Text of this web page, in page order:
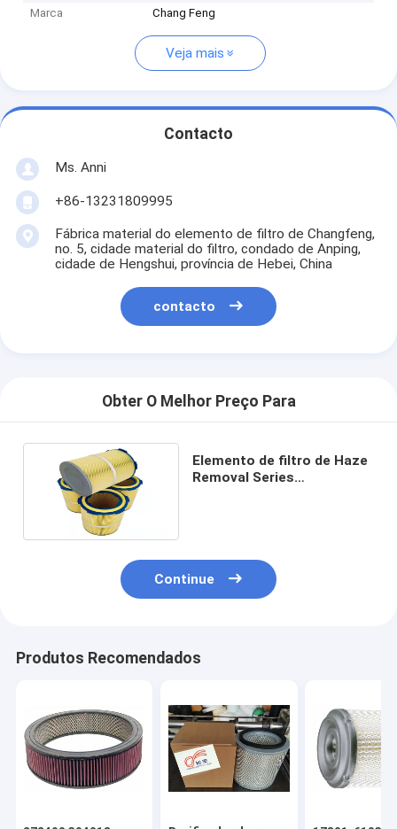
Marca
Chang Feng
Veja mais
Contacto
Ms. Anni
+86-13231809995
Fábrica material do elemento de filtro de Changfeng,
no. 5, cidade material do filtro, condado de Anping,
cidade de Hengshui, província de Hebei, China
contacto
Obter O Melhor Preço Para
Elemento de filtro de Haze
Removal Series
Continue
Produtos Recomendados